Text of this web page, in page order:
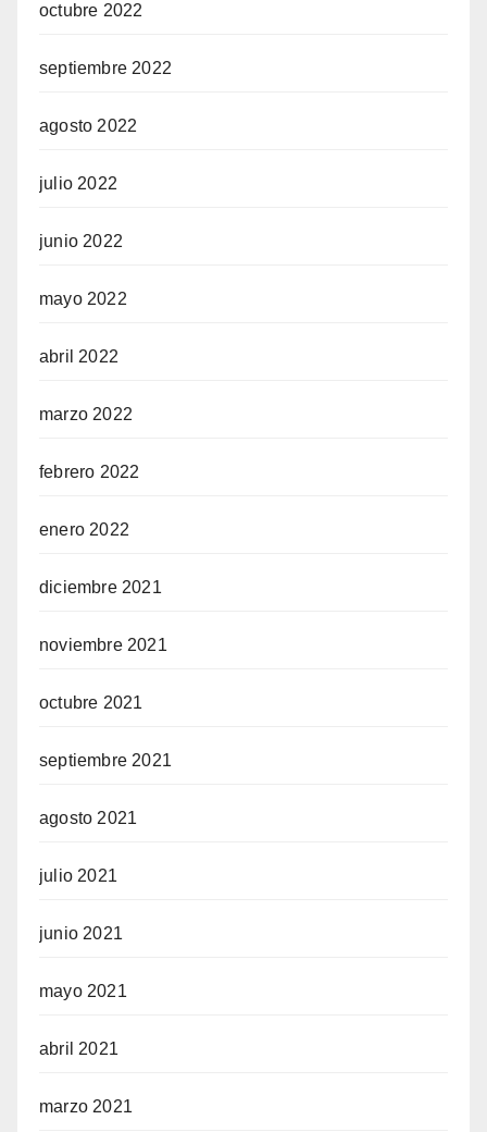
octubre 2022
septiembre 2022
agosto 2022
julio 2022
junio 2022
mayo 2022
abril 2022
marzo 2022
febrero 2022
enero 2022
diciembre 2021
noviembre 2021
octubre 2021
septiembre 2021
agosto 2021
julio 2021
junio 2021
mayo 2021
abril 2021
marzo 2021